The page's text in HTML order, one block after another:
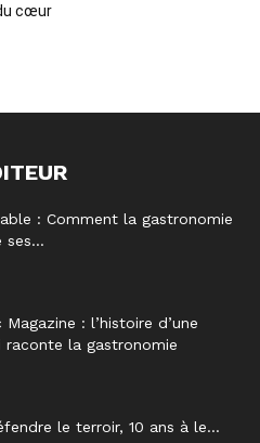
cœur
: Comment la gastronomie
ses...
Magazine : l’histoire d’une
raconte la gastronomie
le terroir, 10 ans à le...